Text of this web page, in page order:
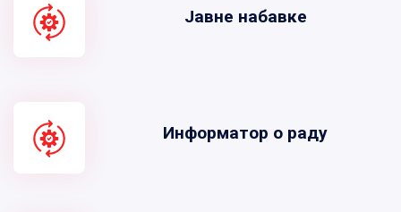
Јавне набавке
Информатор о раду